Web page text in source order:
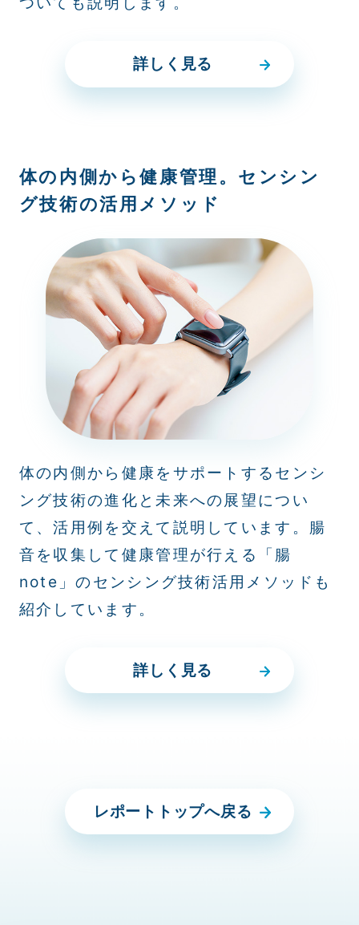
詳しく見る
体の内側から健康管理。センシン
グ技術の活用メソッド
体の内側から健康をサポートするセンシ
ング技術の進化と未来への展望につい
て、活用例を交えて説明しています。腸
音を収集して健康管理が行える「腸
note」のセンシング技術活用メソッドも
紹介しています。
詳しく見る
レポートトップへ戻る